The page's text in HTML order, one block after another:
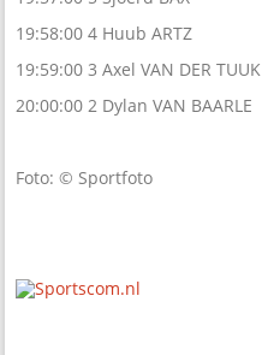
19:58:00 4 Huub ARTZ
19:59:00 3 Axel VAN DER TUUK
20:00:00 2 Dylan VAN BAARLE
Foto: © Sportfoto